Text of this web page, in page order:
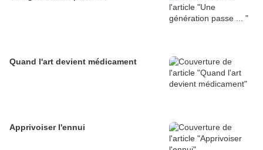
Quand l'art devient médicament
Apprivoiser l'ennui